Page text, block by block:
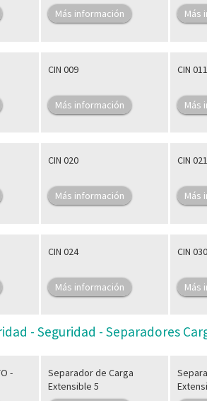
Más información Más
CIN 009
Más información
CIN 011
Más
CIN 020
Más información
CIN 021
Más
CIN 024
Más información
CIN 030
Más
- Seguridad - Separadores
-
Separador de Carga
Extensible 5